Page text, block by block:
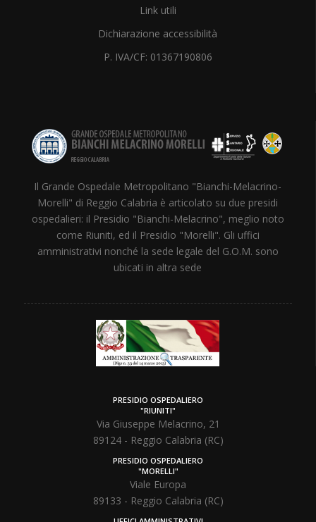
Link utili
Dichiarazione accessibilità
P. IVA/CF: 01367190806
Il Grande Ospedale Metropolitano "Bianchi-Melacrino-
Morelli" di Reggio Calabria è articolato su due presidi
ospedalieri: il Presidio "Bianchi-Melacrino", meglio noto
come Riuniti, ed il Presidio "Morelli". Gli uffici
amministrativi nonché la sede legale del G.O.M. sono
ubicati in altra sede
PRESIDIO OSPEDALIERO
"RIUNITI"
Via Giuseppe Melacrino, 21
89124 - Reggio Calabria (RC)
PRESIDIO OSPEDALIERO
"MORELLI"
Viale Europa
89133 - Reggio Calabria (RC)